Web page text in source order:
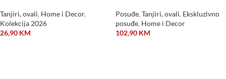
Tanjiri, ovali, Home i Decor,
Kolekcija 2026
26,90 KM
Posuđe, Tanjiri, ovali, Ekskluzivno
posuđe, Home i Decor
102,90 KM